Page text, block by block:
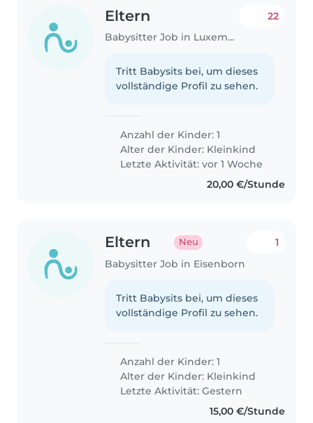
Eltern
Babysitter Job in Luxemburg
22
Tritt Babysits bei, um dieses
vollständige Profil zu sehen.
Anzahl der Kinder: 1
Alter der Kinder: Kleinkind
Letzte Aktivität: vor 1 Woche
20,00 €/Stunde
Eltern Neu
Babysitter Job in Eisenborn
1
Tritt Babysits bei, um dieses
vollständige Profil zu sehen.
Anzahl der Kinder: 1
Alter der Kinder: Kleinkind
Letzte Aktivität: Gestern
15,00 €/Stunde